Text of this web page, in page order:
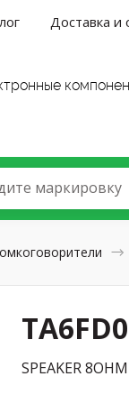
Доставка и
маркировку
SPEAKER